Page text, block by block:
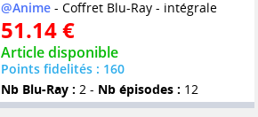
@Anime- Coffret Blu-Ray - intégrale
51.14 €
Article disponible
Points fidelités : 160
Nb Blu-Ray : 2 - Nb épisodes : 12